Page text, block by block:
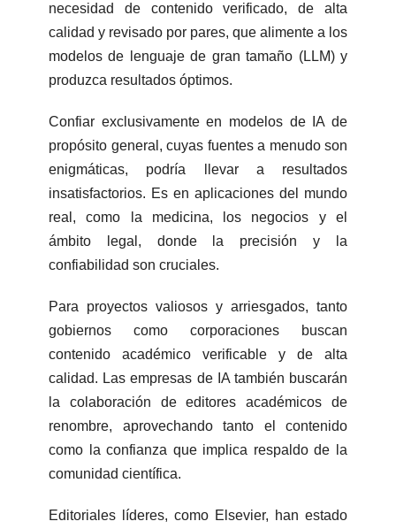
necesidad de contenido verificado, de alta
calidad y revisado por pares, que alimente a los
modelos de lenguaje de gran tamaño (LLM) y
produzca resultados óptimos.
Confiar exclusivamente en modelos de IA de
propósito general, cuyas fuentes a menudo son
enigmáticas, podría llevar a resultados
insatisfactorios. Es en aplicaciones del mundo
real, como la medicina, los negocios y el
ámbito legal, donde la precisión y la
confiabilidad son cruciales.
Para proyectos valiosos y arriesgados, tanto
gobiernos como corporaciones buscan
contenido académico verificable y de alta
calidad. Las empresas de IA también buscarán
la colaboración de editores académicos de
renombre, aprovechando tanto el contenido
como la confianza que implica respaldo de la
comunidad científica.
Editoriales líderes, como Elsevier, han estado